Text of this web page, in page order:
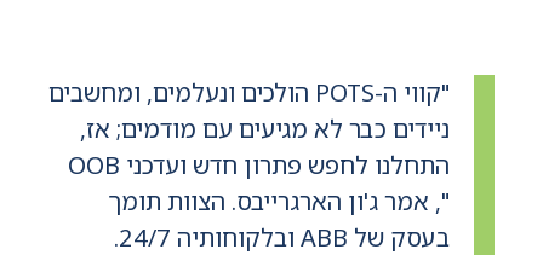
"קווי ה-POTS הולכים ונעלמים, ומחשבים
ניידים כבר לא מגיעים עם מודמים; אז,
התחלנו לחפש פתרון חדש ועדכני OOB
", אמר ג'ון הארגרייבס. הצוות תומך
בעסק של ABB ובלקוחותיה 24/7.